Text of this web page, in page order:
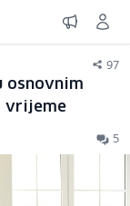
97
osnovnim
vrijeme
5